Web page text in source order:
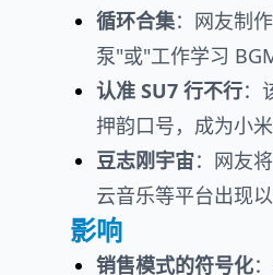
循环合集：网友制
泵"或"工作学习
认准 SU7 行不行：
押韵口号，成为小
豆志刚宇宙：网友
云音乐等平台出现
影响
销售模式的符号化